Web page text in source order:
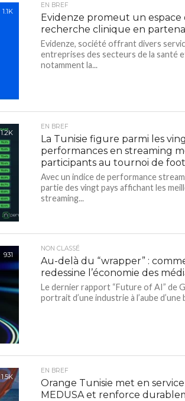
1.1K
EN BREF
Evidenze promeut un espace
recherche clinique en
Evidenze, société offrant divers
entreprises des secteurs de la santé
notamment la...
1.2K
EN BREF
La Tunisie figure parmi les
performances en streaming
participants au tournoi de
Avec un indice de performance
partie des vingt pays affichant les
streaming...
931
NON CLASSÉ
Au-delà du “wrapper” :
redessine l’économie des
Le dernier rapport “Future of AI” de
portrait d’une industrie à l’aube
1.5K
EN BREF
Orange Tunisie met en
MEDUSA et renforce